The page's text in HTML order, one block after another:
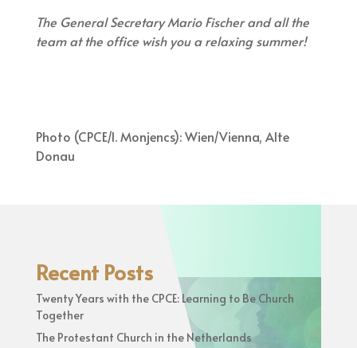
The General Secretary Mario Fischer and all the
team at the office wish you a relaxing summer!
Photo (CPCE/I. Monjencs): Wien/Vienna, Alte
Donau
Recent Posts
Twenty Years with the CPCE: Learning to Be Church
Together
The Protestant Church in the Netherlands